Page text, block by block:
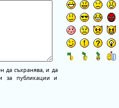
да съхранява, и да
за публикации и